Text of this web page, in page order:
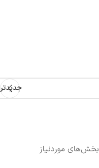
جدیدتر
بخش‌های موردنیاز